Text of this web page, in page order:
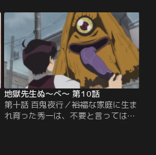
にはなぜか霊の気配が宿り始める。
ついには「死んだ命を蘇らせる」と
言い出し周囲は困惑。異変に気付い
た鵺野が真相を探ると、タブレット
の中から現れたのは…！？
地獄先生ぬ～べ～ 第10話
第十話 百鬼夜行／裕福な家庭に生ま
れ育った秀一は、不要と言っては物